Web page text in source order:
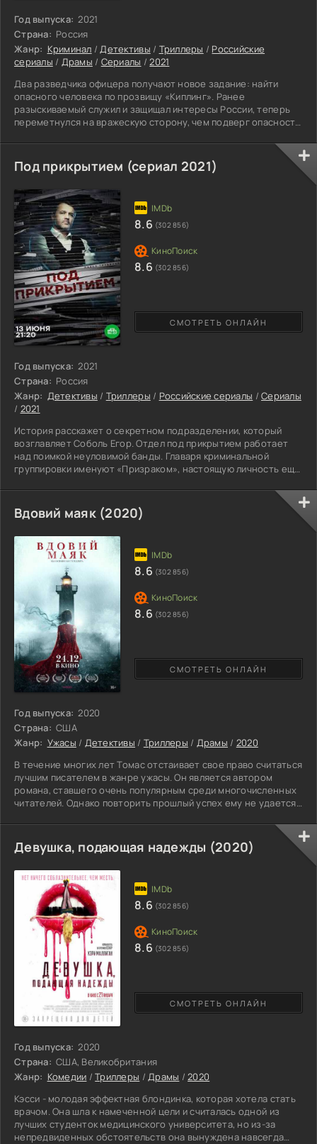
Год выпуска: 2021
Страна: Россия
Жанр: Криминал /Детективы / Триллеры / Российские
сериалы / Драмы / Сериалы /2021
Два разведчика офицера получают новое задание: найти
опасного человека по прозвищу «Киплинг». Ранее
разыскиваемый служил и защищал интересы России, теперь
переметнулся на вражескую сторону, чем подверг опасности
в кротчайшие сроки выполнить миссию, иначе может
пострадать невинные люди. Прибыв на место ребята
встречаются с массой других проблем мешающие
политическую игру, персонажам
Под прикрытием (сериал 2021)
Год выпуска: 2021
Страна: Россия
Жанр: Детективы / Триллеры / Российские сериалы /Сериалы
/ 2021
История расскажет о секретном подразделении, который
возглавляет Соболь Егор. Отдел под прикрытием работает
над поимкой неуловимой банды. Главаря криминальной
группировки именуют «Призраком», настоящую личность еще
государству, поэтому было решено действовать
кардинально. Егору помогают верные друзья Дорохов Глеб и
Аксенов Коля. Впереди героев ждет тяжелая и опасная
выходит, он всегда просчитывает
СМОТРЕТЬ ОНЛАЙН
8.6 (302 856)
8.6 (302 856)
Вдовий маяк (2020)
Год выпуска: 2020
Страна: США
Жанр: Ужасы / Детективы / Триллеры / Драмы / 2020
В течение многих лет Томас отстаивает свое право считаться
лучшим писателем в жанре ужасы. Он является автором
романа, ставшего очень популярным среди многочисленных
читателей. Однако повторить прошлый успех ему не удается,
среди потенциальной аудитории. Новые идеи недолговечны и
не находят воплощения на бумаге. Томас пытается черпать
вдохновение из старых газет. Он натыкается на интересную
СМОТРЕТЬ ОНЛАЙН
8.6 (302 856)
8.6 (302 856)
Девушка, подающая надежды (2020)
Год выпуска: 2020
Страна: США, Великобритания
Жанр: Комедии /Триллеры /Драмы /2020
Кэсси - молодая эффектная блондинка, которая хотела стать
врачом. Она шла к намеченной цели и считалась одной из
лучших студенток медицинского университета, но из-за
непредвиденных обстоятельств она вынуждена навсегда
СМОТРЕТЬ ОНЛАЙН
8.6 (302 856)
8.6 (302 856)